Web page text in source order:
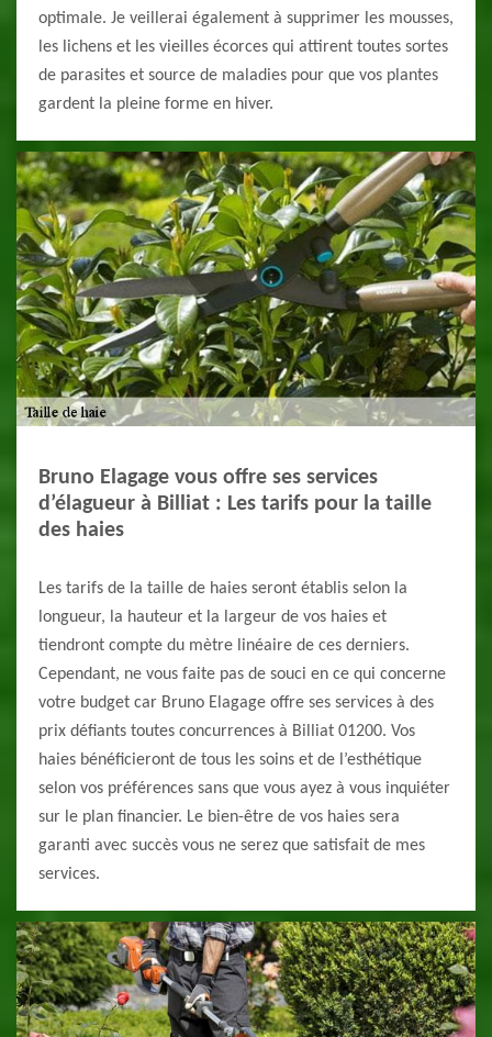
optimale. Je veillerai également à supprimer les mousses,
les lichens et les vieilles écorces qui attirent toutes sortes
de parasites et source de maladies pour que vos plantes
gardent la pleine forme en hiver.
Bruno Elagage vous offre ses services
d’élagueur à Billiat : Les tarifs pour la taille
des haies
Les tarifs de la taille de haies seront établis selon la
longueur, la hauteur et la largeur de vos haies et
tiendront compte du mètre linéaire de ces derniers.
Cependant, ne vous faite pas de souci en ce qui concerne
votre budget car Bruno Elagage offre ses services à des
prix défiants toutes concurrences à Billiat 01200. Vos
haies bénéficieront de tous les soins et de l’esthétique
selon vos préférences sans que vous ayez à vous inquiéter
sur le plan financier. Le bien-être de vos haies sera
garanti avec succès vous ne serez que satisfait de mes
services.